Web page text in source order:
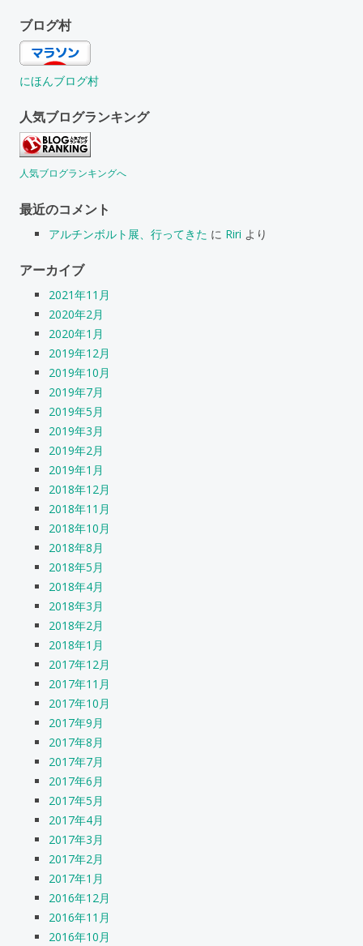
ブログ村
にほんブログ村
人気ブログランキング
人気ブログランキングへ
最近のコメント
アルチンボルト展、行ってきた に Riri より
アーカイブ
2021年11月
2020年2月
2020年1月
2019年12月
2019年10月
2019年7月
2019年5月
2019年3月
2019年2月
2019年1月
2018年12月
2018年11月
2018年10月
2018年8月
2018年5月
2018年4月
2018年3月
2018年2月
2018年1月
2017年12月
2017年11月
2017年10月
2017年9月
2017年8月
2017年7月
2017年6月
2017年5月
2017年4月
2017年3月
2017年2月
2017年1月
2016年12月
2016年11月
2016年10月